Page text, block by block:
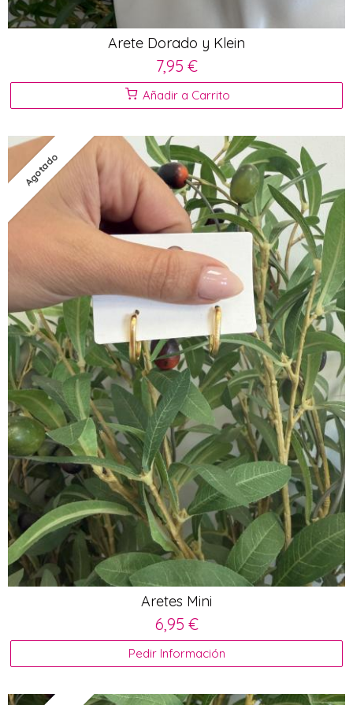
Arete Dorado y Klein
7,95 €
Añadir a Carrito
Agotado
Aretes Mini
6,95 €
Pedir Información